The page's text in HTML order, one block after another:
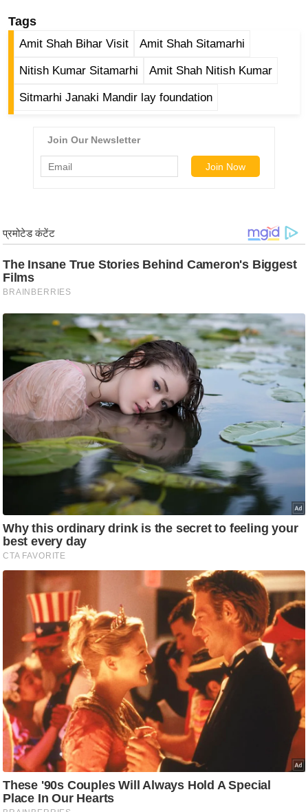
या
सा
त्य
ज
न्यू
ज
ब्री
फ
ज
न
ज
ग
त
बॉ
ली
हॉ
ली
वु
फि
स
मी
क्षा
B
r
e
a
k
i
n
Tags
Amit Shah Bihar Visit Amit Shah Sitamarhi
Nitish Kumar Sitamarhi Amit Shah Nitish Kumar
Sitmarhi Janaki Mandir lay foundation